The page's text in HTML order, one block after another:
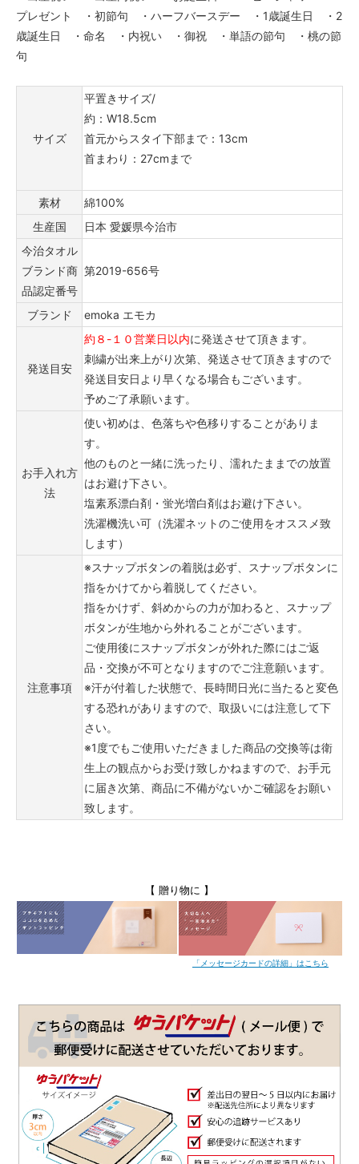
プレゼント ・初節句 ・ハーフバースデー ・1歳誕生日 ・2
歳誕生日 ・命名 ・内祝い ・御祝 ・単語の節句 ・桃の節
句
サイズ
平置きサイズ/
約：W18.5cm
首元からスタイ下部まで：13cm
首まわり：27cmまで
素材
綿100%
生産国
日本 愛媛県今治市
今治タオル
ブランド商
品認定番号
第2019-656号
ブランド emoka エモカ
発送目安
約８-１０営業日以内に発送させて頂きます。
刺繍が出来上がり次第、発送させて頂きますので
発送目安日より早くなる場合もございます。
予めご了承願います。
お手入れ方
法
使い初めは、色落ちや色移りすることがありま
す。
他のものと一緒に洗ったり、濡れたままでの放置
はお避け下さい。
塩素系漂白剤・蛍光増白剤はお避け下さい。
洗濯機洗い可（洗濯ネットのご使用をオススメ致
します）
注意事項
※スナップボタンの着脱は必ず、スナップボタンに
指をかけてから着脱してください。
指をかけず、斜めからの力が加わると、スナップ
ボタンが生地から外れることがございます。
ご使用後にスナップボタンが外れた際にはご返
品・交換が不可となりますのでご注意願います。
※汗が付着した状態で、長時間日光に当たると変色
する恐れがありますので、取扱いには注意して下
さい。
※1度でもご使用いただきました商品の交換等は衛
生上の観点からお受け致しかねますので、お手元
に届き次第、商品に不備がないかご確認をお願い
致します。
【 贈り物に 】
「メッセージカードの詳細」はこちら